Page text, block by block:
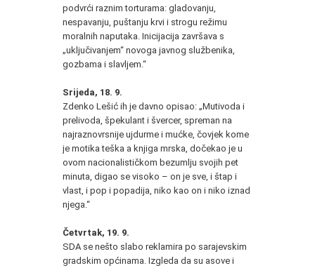
podvrći raznim torturama: gladovanju,
nespavanju, puštanju krvi i strogu režimu
moralnih naputaka. Inicijacija završava s
„uključivanjem“ novoga javnog službenika,
gozbama i slavljem.“
Srijeda, 18. 9.
Zdenko Lešić ih je davno opisao: „Mutivoda i
prelivoda, špekulant i švercer, spreman na
najraznovrsnije ujdurme i mućke, čovjek kome
je motika teška a knjiga mrska, dočekao je u
ovom nacionalističkom bezumlju svojih pet
minuta, digao se visoko – on je sve, i štap i
vlast, i pop i popadija, niko kao on i niko iznad
njega.“
Četvrtak, 19. 9.
SDA se nešto slabo reklamira po sarajevskim
gradskim općinama. Izgleda da su asove i